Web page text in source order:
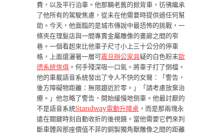
費，以及平行泊車。他那輛老舊的掀背車，彷彿繼承
了他所有的駕駛焦慮，從未在他需要時提供過任何幫
助。今天，他面臨的是城市傳說中最恐怖的挑戰，一
條夾在理髮店與一間專賣金屬雕像的畫廊之間的窄
巷。一個看起來比他車子尺寸小上三十公分的停車
格，上面還灑著一層可震旦辦公家具疑的白色粉末歐
德系統傢俱 。何手殘深吸一口氣。將車子打了倒檔。
他的車載語音系統發出了令人不快的女聲：「警告，
後方障礙物距離：無限趨近於零。」「請考慮放棄治
療。」他忽略了警告，開始緩慢地倒車。他最討厭的
不是語音系統Standway電動升降桌 ，而是那兩塊永
遠在關鍵時刻自動收折的後視鏡。當他需要它們來判
斷車體與那座價值不菲的銅製獨角獸雕像之間的距離